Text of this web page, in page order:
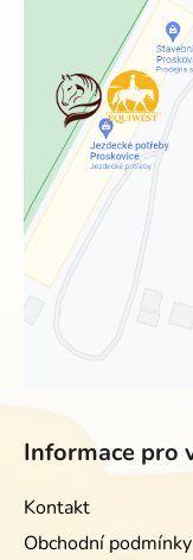
Informace pro
Kontakt
Obchodní podmínky